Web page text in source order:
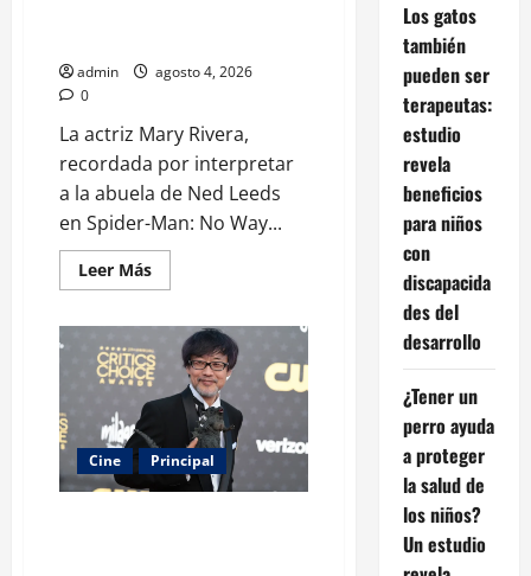
admin
agosto 4, 2026
0
La actriz Mary Rivera,
recordada por interpretar
a la abuela de Ned Leeds
en Spider-Man: No Way...
Leer MásLeer
más
Muere
Mary
Rivera,
la
entrañable
abuela
de
Ned
en
Spider-
Cine Principal
Los gatos
también
pueden ser
terapeutas:
estudio
revela
beneficios
para niños
con
discapacida
des del
desarrollo
¿Tener un
perro ayuda
a proteger
la salud de
los niños?
Un estudio